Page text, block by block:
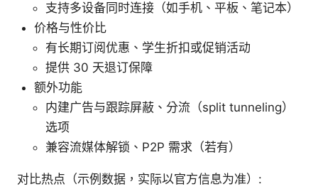
支持多设备同时连接（如手机、平板、笔记本）
价格与性价比
有长期订阅优惠、学生折扣或促销活动
提供 30 天退订保障
额外功能
内建广告与跟踪屏蔽、分流（split tunneling）
选项
兼容流媒体解锁、P2P 需求（若有）
对比热点（示例数据，实际以官方信息为准）: